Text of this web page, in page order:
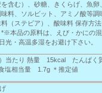
含む）、砂糖、きくらげ、魚卵
料、ソルビット、アミノ酸等調
料（ステビア）、酸味料 保存方
本品の原料は、えび・かにの
光・高温多湿をお避け下さい。
）当たり 熱量 15kcal たんぱ
相当量 1.7g ＊推定値